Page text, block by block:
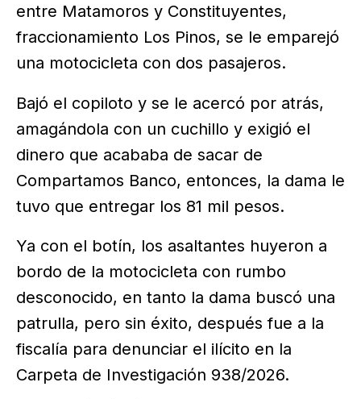
entre Matamoros y Constituyentes,
fraccionamiento Los Pinos, se le emparejó
una motocicleta con dos pasajeros.
Bajó el copiloto y se le acercó por atrás,
amagándola con un cuchillo y exigió el
dinero que acababa de sacar de
Compartamos Banco, entonces, la dama le
tuvo que entregar los 81 mil pesos.
Ya con el botín, los asaltantes huyeron a
bordo de la motocicleta con rumbo
desconocido, en tanto la dama buscó una
patrulla, pero sin éxito, después fue a la
fiscalía para denunciar el ilícito en la
Carpeta de Investigación 938/2026.